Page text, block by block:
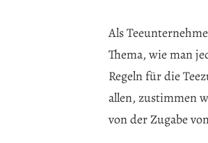
Als
Thema, wie man
Regeln für die
allen, zustimmen
von der Zugabe